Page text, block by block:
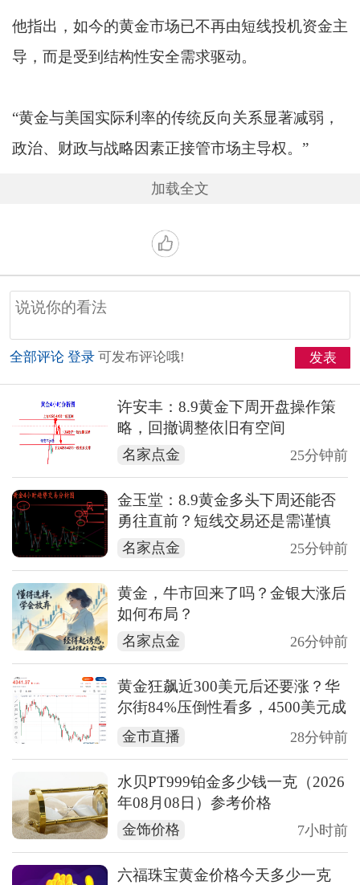
他指出，如今的黄金市场已不再由短线投机资金主
导，而是受到结构性安全需求驱动。
“黄金与美国实际利率的传统反向关系显著减弱，
政治、财政与战略因素正接管市场主导权。”
加载全文
全部评论 登录 可发布评论哦! 发表
许安丰：8.9黄金下周开盘操作策
略，回撤调整依旧有空间
名家点金 25分钟前
金玉堂：8.9黄金多头下周还能否
勇往直前？短线交易还是需谨慎
名家点金 25分钟前
黄金，牛市回来了吗？金银大涨后
如何布局？
名家点金 26分钟前
黄金狂飙近300美元后还要涨？华
尔街84%压倒性看多，4500美元成
下周决战点
金市直播 28分钟前
水贝PT999铂金多少钱一克（2026
年08月08日）参考价格
金饰价格 7小时前
六福珠宝黄金价格今天多少一克